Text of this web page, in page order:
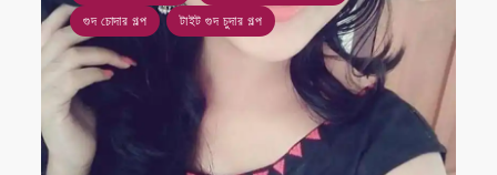
গুদ চোদার গল্প টাইট গুদ চুদার গল্প